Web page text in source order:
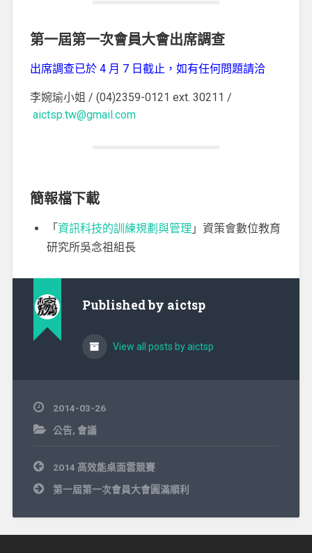
第一屆第一次會員大會出席調查
出席調查已於 4 月 7 日截止，如有任何問題請洽
李婉瑜小姐 / (04)2359-0121 ext. 30211 /
aictsp.tw@gmail.com
簡報檔下載
「 資訊科技的訓練規劃與管理 」資策會數位教育
研究所吳念祖組長
Published by aictsp
View all posts by aictsp
2014-03-26
公告, 會議
文
章
導
覽
2014 高效能桌面雲競賽
第一屆第一次會員大會圓滿順利